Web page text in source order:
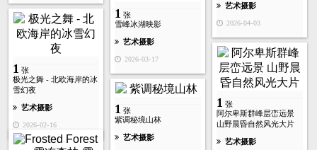
艺术摄影
2026-04-03
1 张
雪峰冰湖映影
艺术摄影
2026-03-17
1 张
极光之舞 - 北欧海岸的冰
雪幻夜
艺术摄影
2026-02-16
1 张
阿尔卑斯群峰层峦远景
山野晨昏自然风光大片
艺术摄影
1 张
紫调秘境山林
艺术摄影